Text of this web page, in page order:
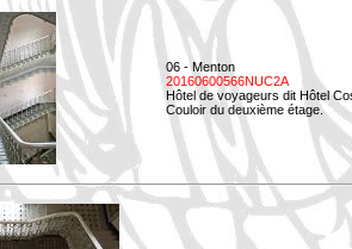
06 - Menton
20160600566NUC2A
Hôtel de voyageurs dit Hôtel
Couloir du deuxième étage.